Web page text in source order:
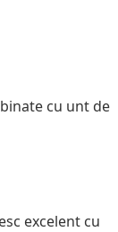
cu unt de
excelent cu